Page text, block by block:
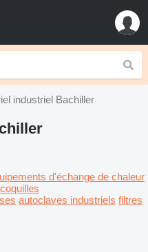
industriel Bachiller
d'échange de chaleur
autoclaves industriels filtres